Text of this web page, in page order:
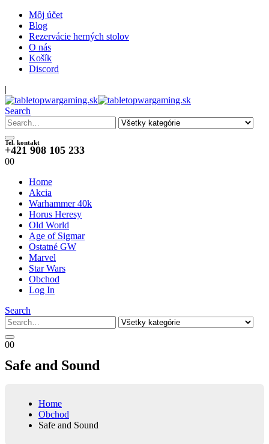
Môj účet
Blog
Rezervácie herných stolov
O nás
Košík
Discord
|
Search
Tel. kontakt
+421 908 105 233
00
Home
Akcia
Warhammer 40k
Horus Heresy
Old World
Age of Sigmar
Ostatné GW
Marvel
Star Wars
Obchod
Log In
Search
00
Safe and Sound
Home
Obchod
Safe and Sound